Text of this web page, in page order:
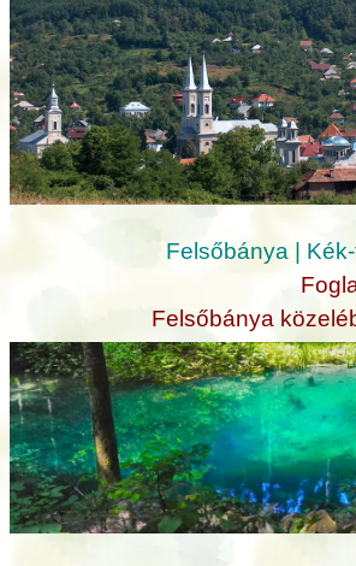
Felsőbánya |
Felsőbánya